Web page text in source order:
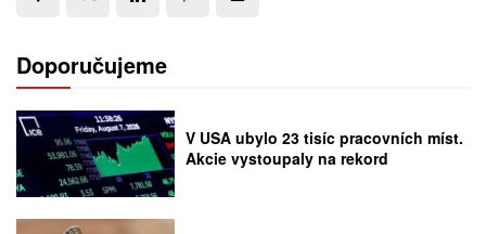
Doporučujeme
V USA ubylo 23 tisíc pracovních míst.
Akcie vystoupaly na rekord